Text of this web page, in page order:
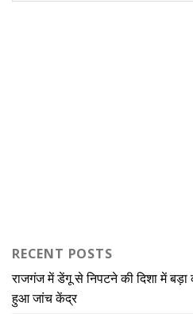
RECENT POSTS
राजगंज में डेंगू से निपटने की दिशा में
हुआ जांच केंद्र